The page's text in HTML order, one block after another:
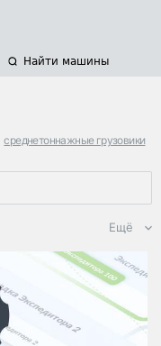
Найти машины
среднетоннажные грузовики
Ещё